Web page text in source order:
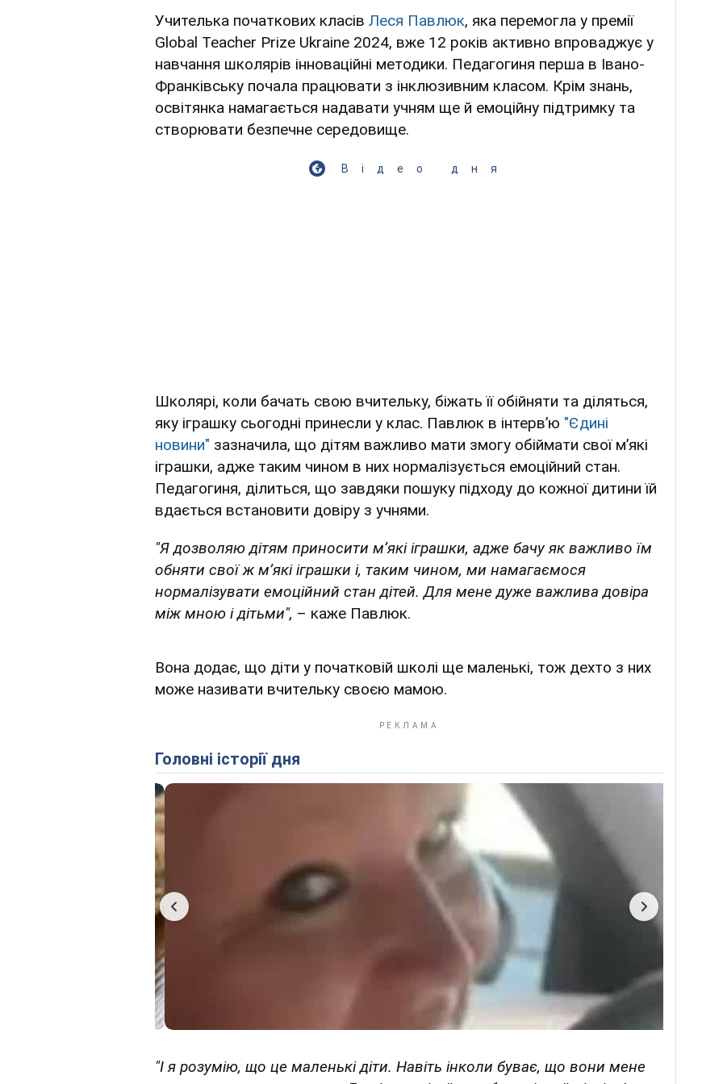
Учителька початкових класів Леся Павлюк, яка перемогла у премії
Global Teacher Prize Ukraine 2024, вже 12 років активно впроваджує у
навчання школярів інноваційні методики. Педагогиня перша в Івано-
Франківську почала працювати з інклюзивним класом. Крім знань,
освітянка намагається надавати учням ще й емоційну підтримку та
створювати безпечне середовище.
Відео дня
Школярі, коли бачать свою вчительку, біжать її обійняти та діляться,
яку іграшку сьогодні принесли у клас. Павлюк в інтервʼю "Єдині
новини" зазначила, що дітям важливо мати змогу обіймати свої мʼякі
іграшки, адже таким чином в них нормалізується емоційний стан.
Педагогиня, ділиться, що завдяки пошуку підходу до кожної дитини їй
вдається встановити довіру з учнями.
"Я дозволяю дітям приносити мʼякі іграшки, адже бачу як важливо їм
обняти свої ж мʼякі іграшки і, таким чином, ми намагаємося
нормалізувати емоційний стан дітей. Для мене дуже важлива довіра
між мною і дітьми", – каже Павлюк.
Вона додає, що діти у початковій школі ще маленькі, тож дехто з них
може називати вчительку своєю мамою.
Головні історії дня
"І я розумію, що це маленькі діти. Навіть інколи буває, що вони мене